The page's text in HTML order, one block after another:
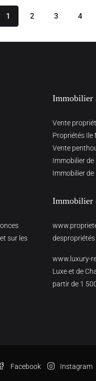
1 2 3 4
sur les
Immobilier
Vente
Propriétés Ile
Vente
Immobilier de
Immobilier
Immobilier
despropriétés
www.luxury-
Luxe et de
partir de 1
Facebook Instagram